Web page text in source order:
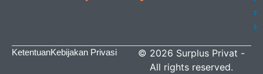
KetentuanKebijakan Privasi © 2026 Surplus Privat -
All rights reserved.